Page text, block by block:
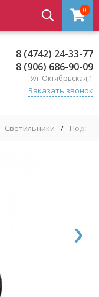
0
8 (4742) 24-33-77
8 (906) 686-90-09
Ул. Октябрьская,1
Заказать звонок
Светильники /
›